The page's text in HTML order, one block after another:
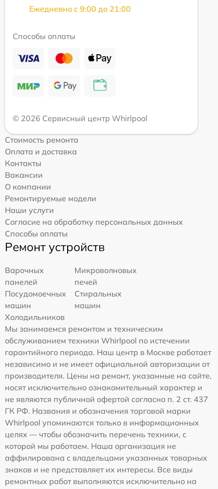
Ежедневно с 9:00 до 21:00
Способы оплаты
© 2026 Сервисный центр Whirlpool
Стоимость ремонта
Оплата и доставка
Контакты
Вакансии
О компании
Ремонтируемые модели
Наши услуги
Согласие на обработку персональных данных
Способы оплаты
Ремонт устройств
Варочных
панелей
Микроволновых
печей
Посудомоечных
машин
Стиральных
машин
Холодильников
Мы занимаемся ремонтом и техническим
обслуживанием техники Whirlpool по истечении
гарантийного периода. Наш центр в Москве работает
независимо и не имеет официальной авторизации от
производителя. Цены на ремонт, указанные на сайте,
носят исключительно ознакомительный характер и
не являются публичной офертой согласно п. 2 ст. 437
ГК РФ. Названия и обозначения торговой марки
Whirlpool упоминаются только в информационных
целях — чтобы обозначить перечень техники, с
которой мы работаем. Наша организация не
аффилирована с владельцами указанных товарных
знаков и не представляет их интересы. Все виды
ремонтных работ выполняются исключительно на